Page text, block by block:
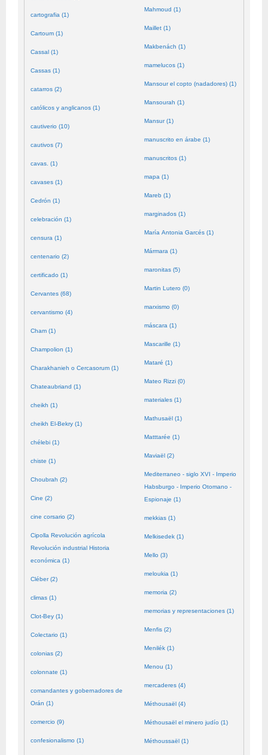
cartografia (1)
Cartoum (1)
Cassal (1)
Cassas (1)
catarros (2)
católicos y anglicanos (1)
cautiverio (10)
cautivos (7)
cavas. (1)
cavases (1)
Cedrón (1)
celebración (1)
censura (1)
centenario (2)
certificado (1)
Cervantes (68)
cervantismo (4)
Cham (1)
Champolion (1)
Charakhanieh o Cercasorum (1)
Chateaubriand (1)
cheikh (1)
cheikh El-Bekry (1)
chélebi (1)
chiste (1)
Choubrah (2)
Cine (2)
cine corsario (2)
Cipolla Revolución agrícola
Revolución industrial Historia
económica (1)
Cléber (2)
climas (1)
Clot-Bey (1)
Colectario (1)
colonias (2)
colonnate (1)
comandantes y gobernadores de
Orán (1)
comercio (9)
confesionalismo (1)
Mahmoud (1)
Maillet (1)
Makbenách (1)
mamelucos (1)
Mansour el copto (nadadores) (1)
Mansourah (1)
Mansur (1)
manuscrito en árabe (1)
manuscritos (1)
mapa (1)
Mareb (1)
marginados (1)
María Antonia Garcés (1)
Mármara (1)
maronitas (5)
Martin Lutero (0)
marxismo (0)
máscara (1)
Mascarille (1)
Mataré (1)
Mateo Rizzi (0)
materiales (1)
Mathusaël (1)
Matttarée (1)
Maviaël (2)
Mediterraneo - siglo XVI - Imperio
Habsburgo - Imperio Otomano -
Espionaje (1)
mekkias (1)
Melkisedek (1)
Mello (3)
meloukia (1)
memoria (2)
memorias y representaciones (1)
Menfis (2)
Menilék (1)
Menou (1)
mercaderes (4)
Méthousaël (4)
Méthousaël el minero judío (1)
Méthoussaël (1)